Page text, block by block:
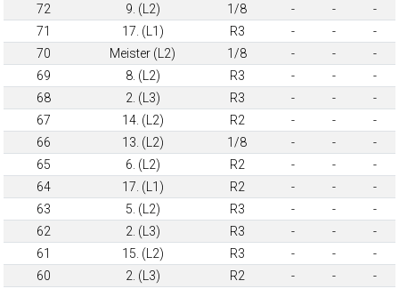
72
9. (L2) 1/8 - -
-
71
17. (L1) R3 - -
-
70
Meister (L2) 1/8 - -
-
69
8. (L2) R3 - -
-
68
2. (L3) R3 - -
-
67
14. (L2) R2 - -
-
66
13. (L2) 1/8 - -
-
65
6. (L2) R2 - -
-
64
17. (L1) R2 - -
-
63
5. (L2) R3 - -
-
62
2. (L3) R3 - -
-
61
15. (L2) R3 - -
-
60
2. (L3) R2 - -
-